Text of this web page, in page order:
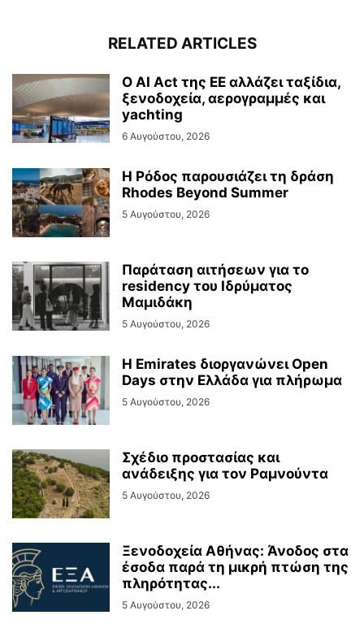
RELATED ARTICLES
Ο AI Act της ΕΕ αλλάζει ταξίδια,
ξενοδοχεία, αερογραμμές και
yachting
6 Αυγούστου, 2026
Η Ρόδος παρουσιάζει τη δράση
Rhodes Beyond Summer
5 Αυγούστου, 2026
Παράταση αιτήσεων για το
residency του Ιδρύματος
Μαμιδάκη
5 Αυγούστου, 2026
Η Emirates διοργανώνει Open
Days στην Ελλάδα για πλήρωμα
5 Αυγούστου, 2026
Σχέδιο προστασίας και
ανάδειξης για τον Ραμνούντα
5 Αυγούστου, 2026
Ξενοδοχεία Αθήνας: Άνοδος στα
έσοδα παρά τη μικρή πτώση της
πληρότητας...
5 Αυγούστου, 2026